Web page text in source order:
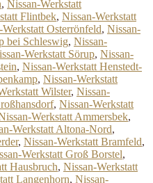
, Nissan-Werkstatt
Flintbek, Nissan-Werkstatt
Werkstatt Osterrönfeld, Nissan-
bei Schleswig, Nissan-
Werkstatt Sörup, Nissan-
, Nissan-Werkstatt Henstedt-
, Nissan-Werkstatt
Wilster, Nissan-
, Nissan-Werkstatt
Werkstatt Ammersbek,
Werkstatt Altona-Nord,
, Nissan-Werkstatt Bramfeld,
Werkstatt Groß Borstel,
Hausbruch, Nissan-Werkstatt
Langenhorn, Nissan-